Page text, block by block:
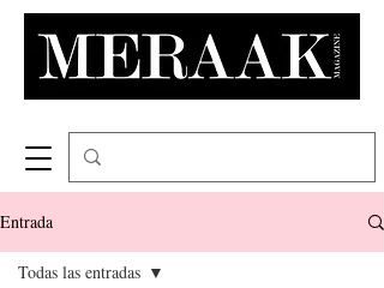
Entrada
Todas las entradas